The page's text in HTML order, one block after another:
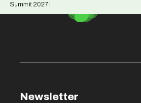
Summit 2027!
Newsletter